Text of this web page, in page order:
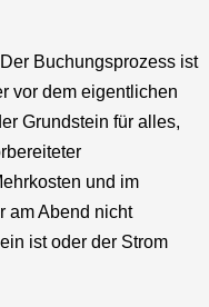
Buchungsprozess ist
vor dem eigentlichen
Grundstein für alles,
und im
am Abend nicht
ist oder der Strom